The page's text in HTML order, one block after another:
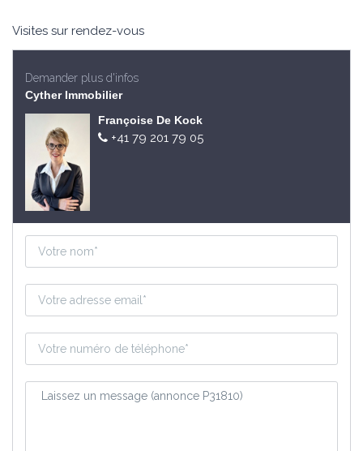
Visites sur rendez-vous
Demander plus d'infos
Cyther Immobilier
Françoise De Kock
+41 79 201 79 05